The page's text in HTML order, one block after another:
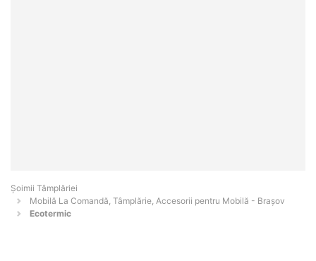
Șoimii Tâmplăriei
Mobilă La Comandă, Tâmplărie, Accesorii pentru Mobilă - Braşov
Ecotermic